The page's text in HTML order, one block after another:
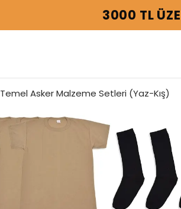
3000 TL
Temel Asker Malzeme Setleri (Yaz-Kış)